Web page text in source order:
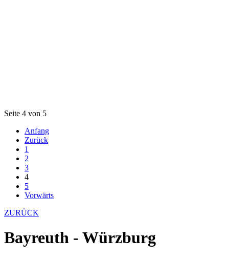
Seite 4 von 5
Anfang
Zurück
1
2
3
4
5
Vorwärts
ZURÜCK
Bayreuth - Würzburg